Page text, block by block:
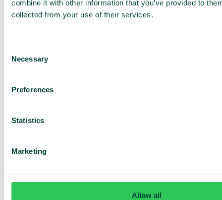
combine it with other information that you’ve provided to
collected from your use of their services.
Selection
Necessary
Preferences
Statistics
Marketing
Allow all
Trods behovet for finjusteringer undervejs er Matilda
Det har lettet arbejdet for personalet og frigjort
Vi har reduceret vores patientfrafald, fordi
døgnet rundt
dygtig den er, og at den faktisk lærer over